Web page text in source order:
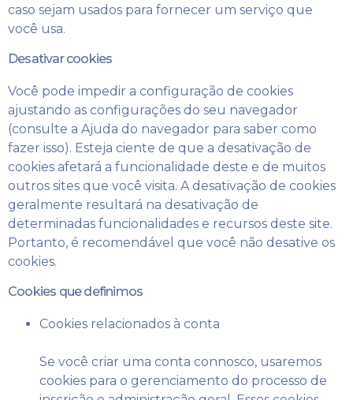
caso sejam usados ​​para fornecer um serviço que
você usa.
Desativar cookies
Você pode impedir a configuração de cookies
ajustando as configurações do seu navegador
(consulte a Ajuda do navegador para saber como
fazer isso). Esteja ciente de que a desativação de
cookies afetará a funcionalidade deste e de muitos
outros sites que você visita. A desativação de cookies
geralmente resultará na desativação de
determinadas funcionalidades e recursos deste site.
Portanto, é recomendável que você não desative os
cookies.
Cookies que definimos
Cookies relacionados à conta
Se você criar uma conta connosco, usaremos
cookies para o gerenciamento do processo de